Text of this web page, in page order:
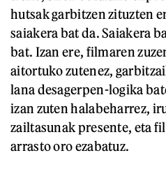
hutsak garbitzen zituzten
saiakera bat da. Saiakera
bat. Izan ere, filmaren
aitortuko zutenez,
lana desagerpen-logika
izan zuten halabeharrez,
zailtasunak presente, eta
arrasto oro ezabatuz.